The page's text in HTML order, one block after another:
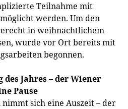
Teilnahme mit
werden. Um den
in weihnachtlichem
wurde vor Ort bereits mit
begonnen.
Jahres – der Wiener
Pause
sich eine Auszeit – der